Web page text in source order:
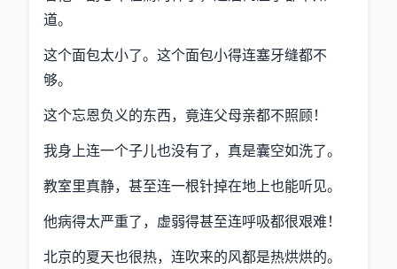
道。
这个面包太小了。这个面包小得连塞牙缝都不
够。
这个忘恩负义的东西，竟连父母亲都不照顾！
我身上连一个子儿也没有了，真是囊空如洗了。
教室里真静，甚至连一根针掉在地上也能听见。
他病得太严重了，虚弱得甚至连呼吸都很艰难！
北京的夏天也很热，连吹来的风都是热烘烘的。